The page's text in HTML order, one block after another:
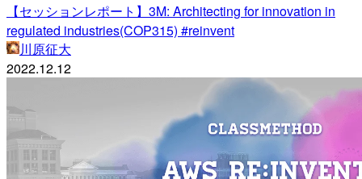
【セッションレポート】3M: Architecting for innovation in
regulated industries(COP315) #reinvent
川原征大
2022.12.12